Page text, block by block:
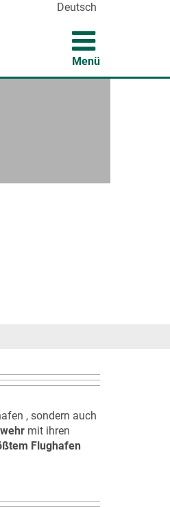
Deutsch
Menü
, sondern auch
mit ihren
Flughafen